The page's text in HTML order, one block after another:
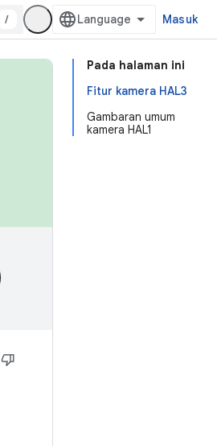
/ Masuk
Pada halaman ini
Fitur kamera HAL3
Gambaran umum
kamera HAL1